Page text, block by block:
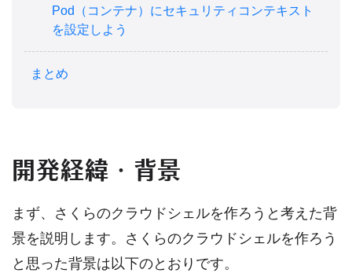
Pod（コンテナ）にセキュリティコンテキスト
を設定しよう
まとめ
開発経緯・背景
まず、さくらのクラウドシェルを作ろうと考えた背
景を説明します。さくらのクラウドシェルを作ろう
と思った背景は以下のとおりです。